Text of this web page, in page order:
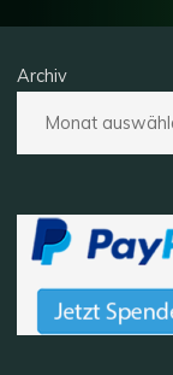
Archiv